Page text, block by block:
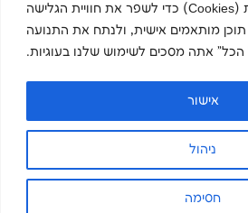
אנחנו משתמשים בעוגיות (Cookies) כדי לשפר את חוויית הגלישה
מותאמים אישית, ולנתח את התנועה
אתה מסכים לשימוש שלנו בעוגיות.
ניהול
חסימה
אישור
Site by
מדיניות פרטיות